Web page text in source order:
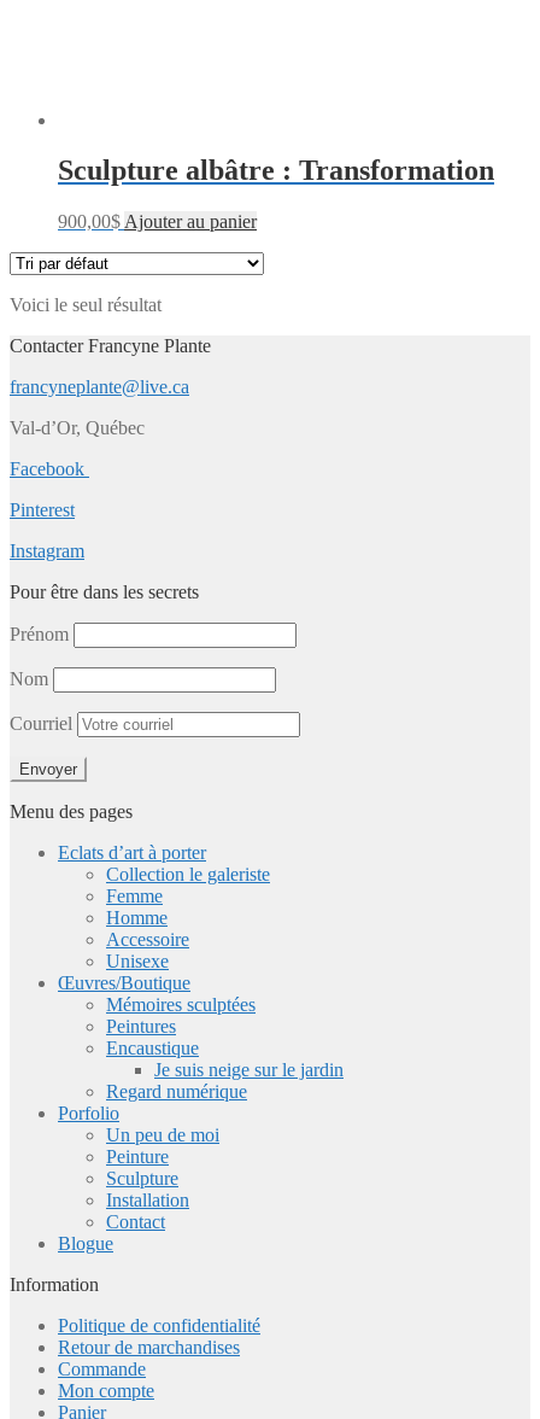
Sculpture albâtre : Transformation
900,00$ Ajouter au panier
Voici le seul résultat
Contacter Francyne Plante
francyneplante@live.ca
Val-d’Or, Québec
Facebook
Pinterest
Instagram
Pour être dans les secrets
Prénom
Nom
Courriel
Menu des pages
Eclats d’art à porter
Collection le galeriste
Femme
Homme
Accessoire
Unisexe
Œuvres/Boutique
Mémoires sculptées
Peintures
Encaustique
Je suis neige sur le jardin
Regard numérique
Porfolio
Un peu de moi
Peinture
Sculpture
Installation
Contact
Blogue
Information
Politique de confidentialité
Retour de marchandises
Commande
Mon compte
Panier